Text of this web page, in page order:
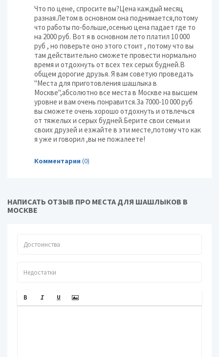
Что по цене, спросите вы?Цена каждый месяц
разная.Летом в основном она поднимается,потому
что работы по-больше,осенью цена падает где то
на 2000 руб. Вот я в основном лето платил 10 000
руб , но поверьте оно этого стоит , потому что вы
там действительно сможете провести нормально
время и отдохнуть от всех тех серых будней.В
общем дорогие друзья. Я вам советую проведать
"Места для приготовления шашлыка в
Москве",абсолютно все места в Москве на высшем
уровне и вам очень понравится.За 7000-10 000 руб
вы сможете очень хорошо отдохнуть и отвлечься
от тяжелых и серых будней.Берите свои семьи и
своих друзей и езжайте в эти месте,потому что как
я уже и говорил ,вы не пожалеете!
Комментарии (0)
НАПИСАТЬ ОТЗЫВ ПРО МЕСТА ДЛЯ ШАШЛЫКОВ В
МОСКВЕ